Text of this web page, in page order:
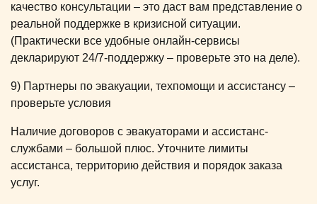
качество консультации – это даст вам представление о
реальной поддержке в кризисной ситуации.
(Практически все удобные онлайн-сервисы
декларируют 24/7-поддержку – проверьте это на деле).
9) Партнеры по эвакуации, техпомощи и ассистансу –
проверьте условия
Наличие договоров с эвакуаторами и ассистанc-
службами – большой плюс. Уточните лимиты
ассистанса, территорию действия и порядок заказа
услуг.